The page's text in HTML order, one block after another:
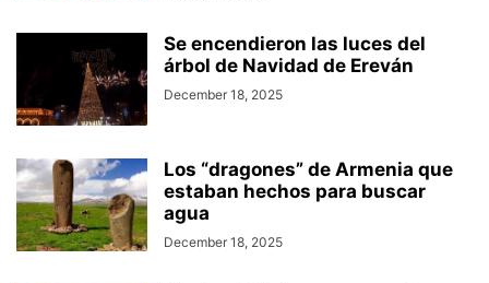
Se encendieron las luces del
árbol de Navidad de Ereván
December 18, 2025
Los “dragones” de Armenia que
estaban hechos para buscar
agua
December 18, 2025